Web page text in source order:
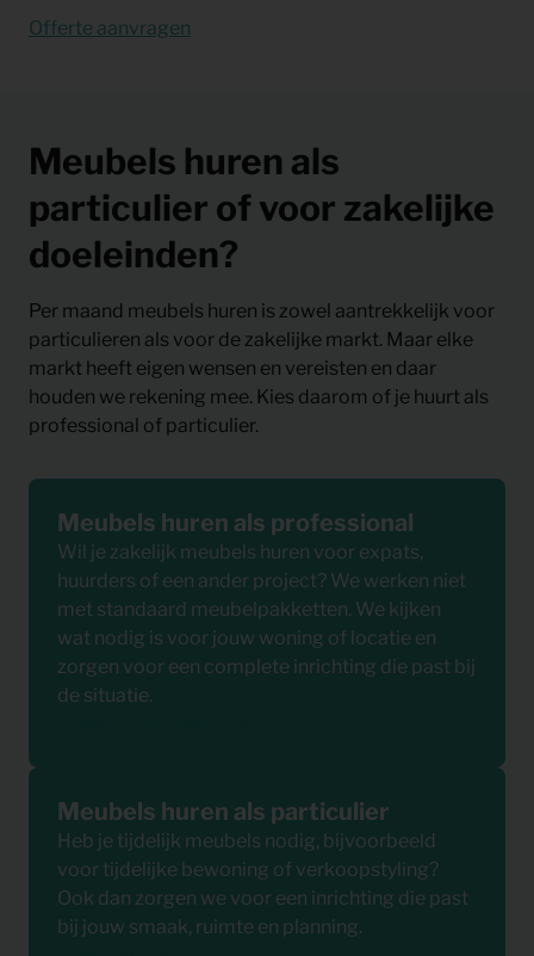
Offerte aanvragen
Meubels huren als
particulier of voor zakelijke
doeleinden?
Per maand meubels huren is zowel aantrekkelijk voor
particulieren als voor de zakelijke markt. Maar elke
markt heeft eigen wensen en vereisten en daar
houden we rekening mee. Kies daarom of je huurt als
professional of particulier.
Meubels huren als professional
Wil je zakelijk meubels huren voor expats,
huurders of een ander project? We werken niet
met standaard meubelpakketten. We kijken
wat nodig is voor jouw woning of locatie en
zorgen voor een complete inrichting die past bij
de situatie.
Meubels huren als particulier
Heb je tijdelijk meubels nodig, bijvoorbeeld
voor tijdelijke bewoning of verkoopstyling?
Ook dan zorgen we voor een inrichting die past
bij jouw smaak, ruimte en planning.